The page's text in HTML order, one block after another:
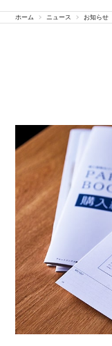
ホーム ニュース お知らせ